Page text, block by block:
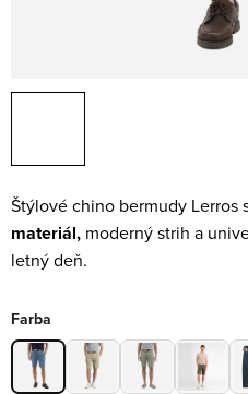
Štýlové chino bermudy Lerros
materiál, moderný strih a
letný deň.
Farba